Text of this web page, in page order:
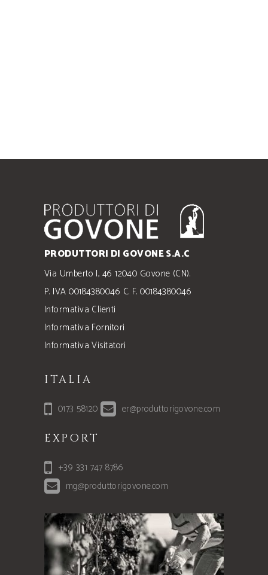
PRODUTTORI DI GOVONE S.A.C
Via Umberto I, 46 12040 Govone (CN).
P. IVA 00184380046 C. F. 00184380046
Informativa Clienti
Informativa Fornitori
Informativa Visitatori
ITALIA
0173 58120
er@produttorigovone.com
EXPORT
+39 331 747 8786
mg@produttorigovone.com